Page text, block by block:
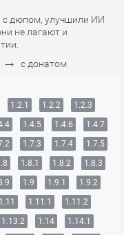
с дюпом, улучшили ИИ
не лагают и
→ с донатом
1.2.1 1.2.2
1.2.3
1.4.5 1.4.6
1.4.7
1.7.3 1.7.4
1.7.5
1.8.1 1.8.2
1.8.3
1.9 1.9.1
1.9.2
1.11 1.11.1
1.11.2
1.13.2 1.14
1.14.1